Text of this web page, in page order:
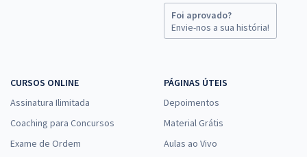
Foi aprovado?
Envie-nos a sua história!
CURSOS ONLINE
Assinatura Ilimitada
Coaching para Concursos
Exame de Ordem
PÁGINAS ÚTEIS
Depoimentos
Material Grátis
Aulas ao Vivo